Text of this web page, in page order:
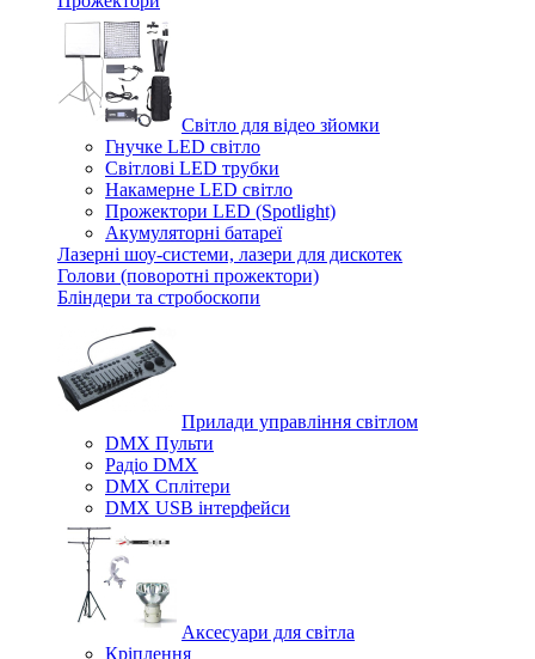
Світло для відео зйомки
Гнучке LED світло
Світлові LED трубки
Накамерне LED світло
Прожектори LED (Spotlight)
Акумуляторні батареї
Лазерні шоу-системи, лазери для дискотек
Голови (поворотні прожектори)
Бліндери та стробоскопи
Прилади управління світлом
DMX Пульти
Радіо DMX
DMX Сплітери
DMX USB інтерфейси
Аксесуари для світла
Кріплення